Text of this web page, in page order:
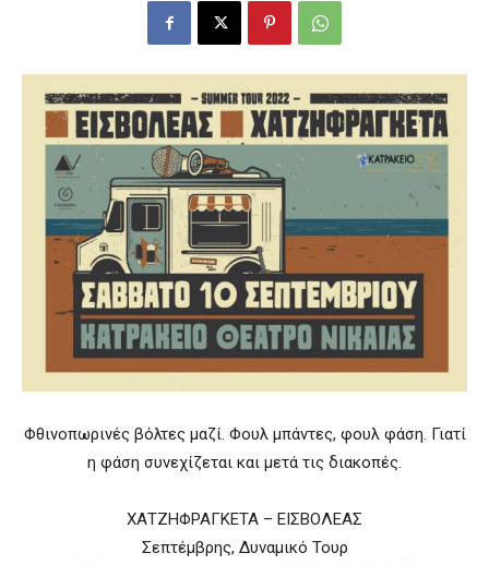
Φθινοπωρινές βόλτες μαζί. Φουλ μπάντες, φουλ φάση. Γιατί
η φάση συνεχίζεται και μετά τις διακοπές.
ΧΑΤΖΗΦΡΑΓΚΕΤΑ – ΕΙΣΒΟΛΕΑΣ
Σεπτέμβρης, Δυναμικό Τουρ